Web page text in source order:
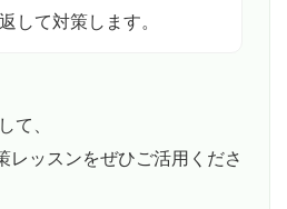
して対策します。
て、
レッスンをぜひご活用くださ